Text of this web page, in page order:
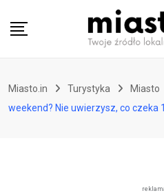
Miasto.in Turystyka Miasto
weekend? Nie uwierzysz, co czeka